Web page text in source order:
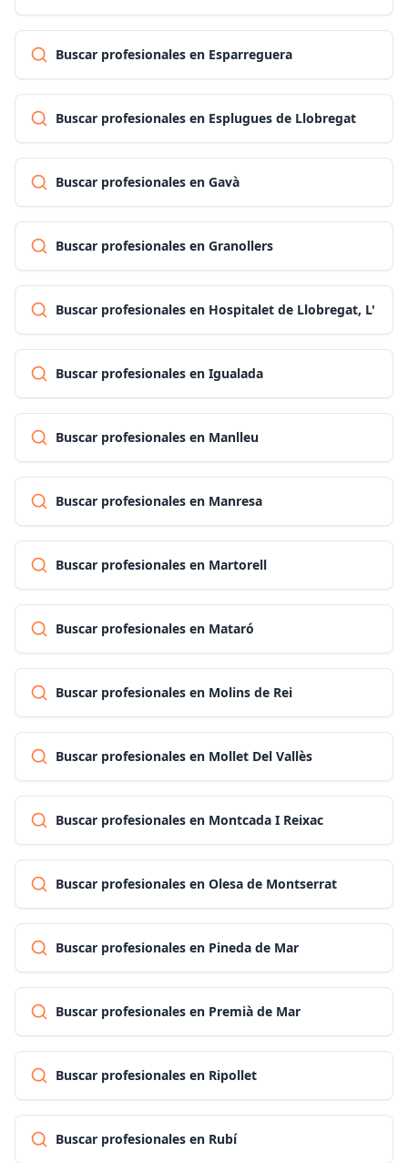
Buscar profesionales en Esparreguera
Buscar profesionales en Esplugues de Llobregat
Buscar profesionales en Gavà
Buscar profesionales en Granollers
Buscar profesionales en Hospitalet de Llobregat, L'
Buscar profesionales en Igualada
Buscar profesionales en Manlleu
Buscar profesionales en Manresa
Buscar profesionales en Martorell
Buscar profesionales en Mataró
Buscar profesionales en Molins de Rei
Buscar profesionales en Mollet Del Vallès
Buscar profesionales en Montcada I Reixac
Buscar profesionales en Olesa de Montserrat
Buscar profesionales en Pineda de Mar
Buscar profesionales en Premià de Mar
Buscar profesionales en Ripollet
Buscar profesionales en Rubí